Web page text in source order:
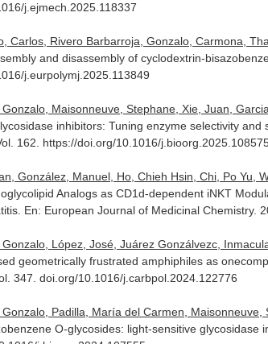
j.ejmech.2025.118337
Carlos, Rivero Barbarroja, Gonzalo, Carmona,
and disassembly of cyclodextrin-
j.eurpolymj.2025.113849
Maisonneuve, Stephane, Xie, Juan,
inhibitors: Tuning enzyme selectivity
162. https://doi.org/10.1016/
González, Manuel, Ho, Chieh Hsin, Chi, Po Yu,
Analogs as CD1d-dependent iNKT
En: European Journal of Medicinal Chemistry.
López, José, Juárez Gonzálvezc,
geometrically frustrated amphiphiles as
347. doi.org/10.1016/j.carbpol.2024.122776
Padilla, María del Carmen,
O-glycosides: light-sensitive glycosidase